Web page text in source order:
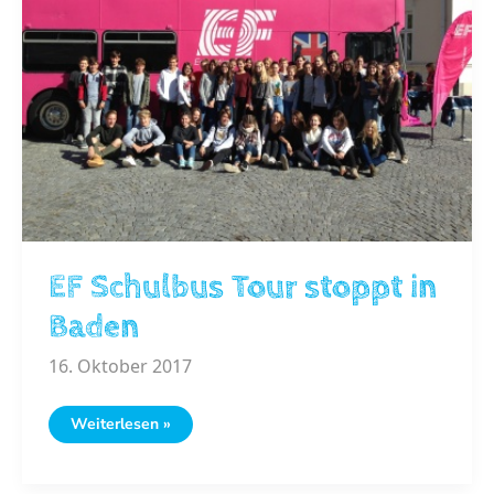
EF Schulbus Tour stoppt in
Baden
16. Oktober 2017
EF
Schulbus
Weiterlesen »